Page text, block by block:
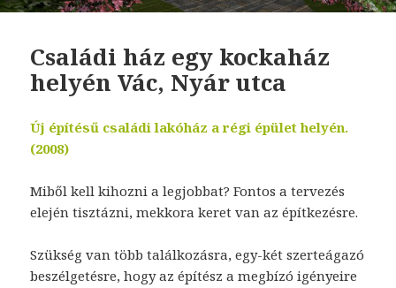
Családi ház egy kockaház
helyén Vác, Nyár utca
Új építésű családi lakóház a régi épület helyén.
(2008)
Miből kell kihozni a legjobbat? Fontos a tervezés
elején tisztázni, mekkora keret van az építkezésre.
Szükség van több találkozásra, egy-két szerteágazó
beszélgetésre, hogy az építész a megbízó igényeire